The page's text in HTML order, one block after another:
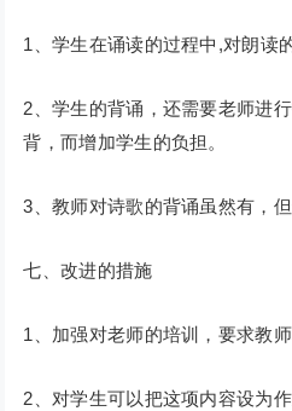
1、学生在诵读的过程中,对朗读
2、学生的背诵，还需要老师进
背，而增加学生的负担。
3、教师对诗歌的背诵虽然有，但
七、改进的措施
1、加强对老师的培训，要求教
2、对学生可以把这项内容设为